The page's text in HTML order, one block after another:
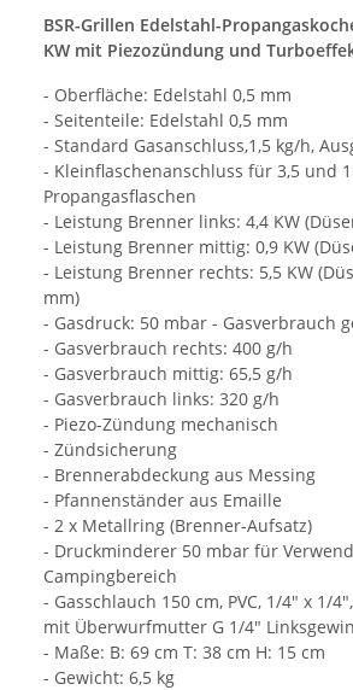
BSR-Grillen Edelstahl-
KW mit Piezozündung und
- Oberfläche: Edelstahl 0,5 mm
- Seitenteile: Edelstahl 0,5 mm
- Standard Gasanschluss,1,5 kg/h,
- Kleinflaschenanschluss für 3,5 und
Propangasflaschen
- Leistung Brenner links: 4,4 KW
- Leistung Brenner mittig: 0,9 KW
- Leistung Brenner rechts: 5,5 KW
mm)
- Gasdruck: 50 mbar - Gasverbrauch
- Gasverbrauch rechts: 400 g/h
- Gasverbrauch mittig: 65,5 g/h
- Gasverbrauch links: 320 g/h
- Piezo-Zündung mechanisch
- Zündsicherung
- Brennerabdeckung aus Messing
- Pfannenständer aus Emaille
- 2 x Metallring (Brenner-Aufsatz)
- Druckminderer 50 mbar für
Campingbereich
- Gasschlauch 150 cm, PVC, 1/4" x 1/
mit Überwurfmutter G 1/4"
- Maße: B: 69 cm T: 38 cm H: 15 cm
- Gewicht: 6,5 kg